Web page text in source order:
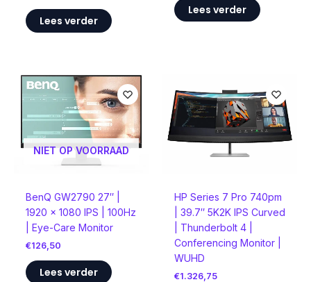
Lees verder
Lees verder
NIET OP VOORRAAD
BenQ GW2790 27″ |
1920 x 1080 IPS | 100Hz
| Eye-Care Monitor
€126,50
Lees verder
HP Series 7 Pro 740pm
| 39.7″ 5K2K IPS Curved
| Thunderbolt 4 |
Conferencing Monitor |
WUHD
€1.326,75